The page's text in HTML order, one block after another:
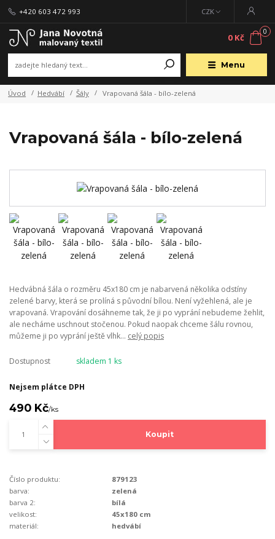
Menu
CZK
+420 603 472 993
0
0 Kč
Úvod Hedvábí Šály Vrapovaná šála - bílo-zelená
Vrapovaná šála - bílo-zelená
Hedvábná šála o rozměru 45x180 cm je nabarvená několika odstíny
zelené barvy, která se prolíná s původní bílou. Není vyžehlená, ale je
vrapovaná. Vrapování dosáhneme tak, že ji po vyprání nebudeme žehlit,
ale necháme uschnout stočenou. Pokud naopak chceme šálu rovnou,
můžeme ji po vyprání ještě vlhk... celý popis
Dostupnost skladem 1 ks
Nejsem plátce DPH
490 Kč/ks
Koupit
Číslo produktu:
879123
barva:
zelená
barva 2:
bílá
velikost:
45x180 cm
materiál:
hedvábí